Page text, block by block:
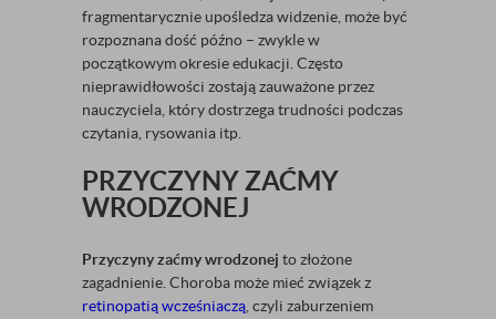
fragmentarycznie upośledza widzenie, może być
rozpoznana dość późno – zwykle w
początkowym okresie edukacji. Często
nieprawidłowości zostają zauważone przez
nauczyciela, który dostrzega trudności podczas
czytania, rysowania itp.
PRZYCZYNY ZAĆMY
WRODZONEJ
Przyczyny zaćmy wrodzonej to złożone
zagadnienie. Choroba może mieć związek z
retinopatią wcześniaczą, czyli zaburzeniem